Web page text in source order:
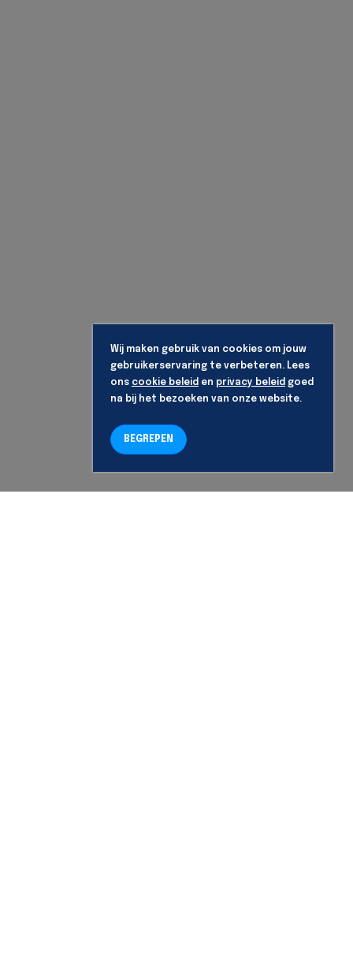
Wij maken gebruik van cookies om jouw
gebruikerservaring te verbeteren. Lees
ons cookie beleid en privacy beleid goed
na bij het bezoeken van onze website.
BEGREPEN